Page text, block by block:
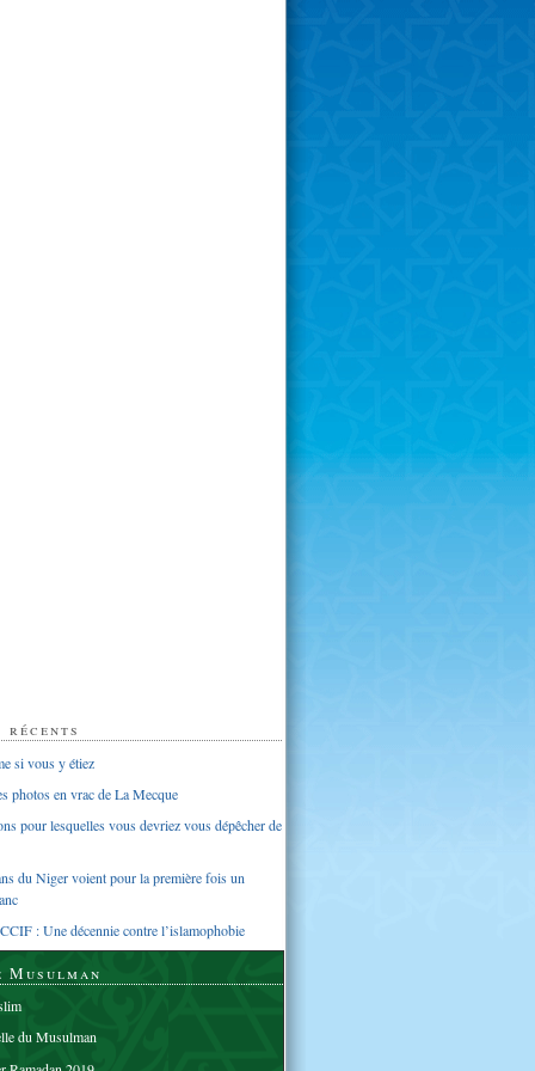
si vous y étiez
photos en vrac de La Mecque
pour lesquelles vous devriez vous dépêcher de
du Niger voient pour la première fois un
: Une décennie contre l’islamophobie
Musulman
du Musulman